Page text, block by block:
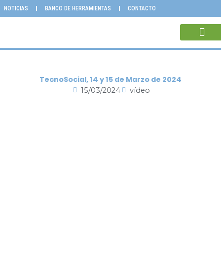
al
NOTICIAS BANCO DE HERRAMIENTAS CONTACTO
TecnoSocial, 14 y 15 de Marzo de 2024
15/03/2024 vídeo